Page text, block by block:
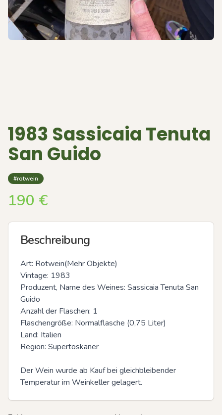
1983 Sassicaia Tenuta
San Guido
#rotwein
190 €
Beschreibung
Art: Rotwein(Mehr Objekte)
Vintage: 1983
Produzent, Name des Weines: Sassicaia Tenuta San
Guido
Anzahl der Flaschen: 1
Flaschengröße: Normalflasche (0,75 Liter)
Land: Italien
Region: Supertoskaner
Der Wein wurde ab Kauf bei gleichbleibender
Temperatur im Weinkeller gelagert.